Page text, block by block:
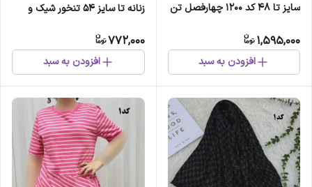
سایز تا 48 کد 1200 چهارفصل تن
1,595,000
افزودن به سبد
زنانه تا سایز 54 تنخور شیک و
رنگرفتگی
772,000
افزودن به سبد